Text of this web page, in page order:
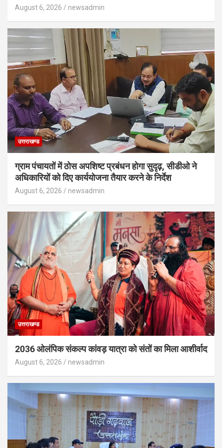
August 6, 2026 newsadmin
उत्तराखण्ड
ग्राम पंचायतों में ठोस अपशिष्ट प्रबंधन होगा सुदृढ़, सीडीओ ने
अधिकारियों को दिए कार्ययोजना तैयार करने के निर्देश
August 6, 2026 newsadmin
उत्तराखण्ड
2036 ओलंपिक संकल्प कांवड़ यात्रा को संतों का मिला आशीर्वाद
August 6, 2026 newsadmin